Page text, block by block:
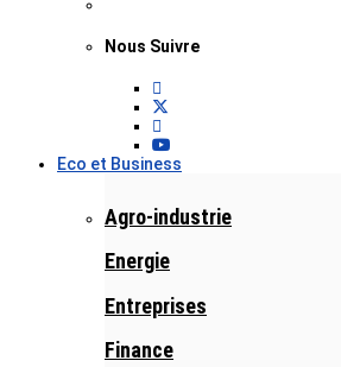
Nous Suivre
Eco et Business
Agro-industrie
Energie
Entreprises
Finance